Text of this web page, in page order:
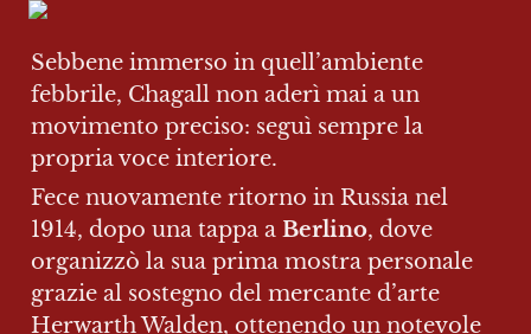
Sebbene immerso in quell’ambiente
febbrile, Chagall non aderì mai a un
movimento preciso: seguì sempre la
propria voce interiore.
Fece nuovamente ritorno in Russia nel
1914, dopo una tappa a Berlino, dove
organizzò la sua prima mostra personale
grazie al sostegno del mercante d’arte
Herwarth Walden, ottenendo un notevole